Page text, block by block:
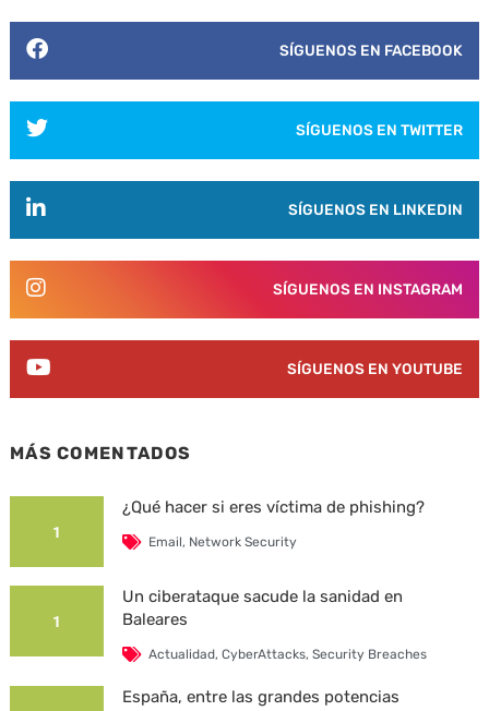
SÍGUENOS EN FACEBOOK
SÍGUENOS EN TWITTER
SÍGUENOS EN LINKEDIN
SÍGUENOS EN INSTAGRAM
SÍGUENOS EN YOUTUBE
MÁS COMENTADOS
1
¿Qué hacer si eres víctima de phishing?
Email, Network Security
1
Un ciberataque sacude la sanidad en
Baleares
Actualidad,CyberAttacks,Security Breaches
España, entre las grandes potencias